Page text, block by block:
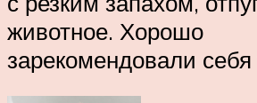
животное. Хорошо
зарекомендовали себя